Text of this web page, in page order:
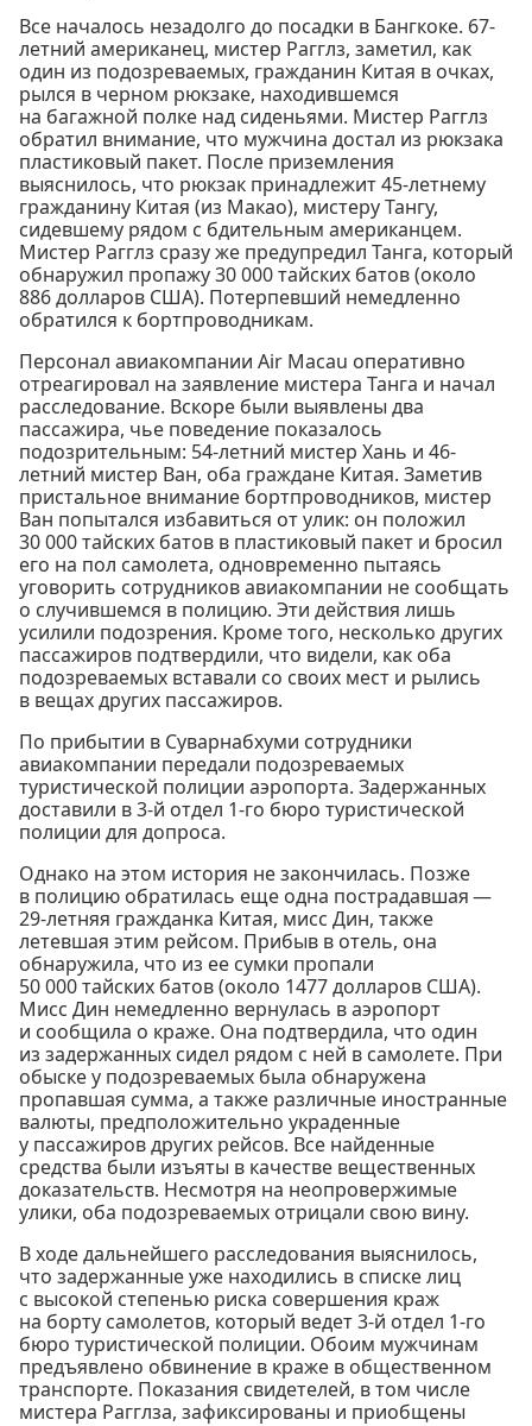
Все началось незадолго до посадки в Бангкоке. 67-
летний американец, мистер Рагглз, заметил, как
один из подозреваемых, гражданин Китая в очках,
рылся в черном рюкзаке, находившемся
на багажной полке над сиденьями. Мистер Рагглз
обратил внимание, что мужчина достал из рюкзака
пластиковый пакет. После приземления
выяснилось, что рюкзак принадлежит 45-летнему
гражданину Китая (из Макао), мистеру Тангу,
сидевшему рядом с бдительным американцем.
Мистер Рагглз сразу же предупредил Танга, который
обнаружил пропажу 30 000 тайских батов (около
886 долларов США). Потерпевший немедленно
обратился к бортпроводникам.
Персонал авиакомпании Air Macau оперативно
отреагировал на заявление мистера Танга и начал
расследование. Вскоре были выявлены два
пассажира, чье поведение показалось
подозрительным: 54-летний мистер Хань и 46-
летний мистер Ван, оба граждане Китая. Заметив
пристальное внимание бортпроводников, мистер
Ван попытался избавиться от улик: он положил
30 000 тайских батов в пластиковый пакет и бросил
его на пол самолета, одновременно пытаясь
уговорить сотрудников авиакомпании не сообщать
о случившемся в полицию. Эти действия лишь
усилили подозрения. Кроме того, несколько других
пассажиров подтвердили, что видели, как оба
подозреваемых вставали со своих мест и рылись
в вещах других пассажиров.
По прибытии в Суварнабхуми сотрудники
авиакомпании передали подозреваемых
туристической полиции аэропорта. Задержанных
доставили в 3-й отдел 1-го бюро туристической
полиции для допроса.
Однако на этом история не закончилась. Позже
в полицию обратилась еще одна пострадавшая —
29-летняя гражданка Китая, мисс Дин, также
летевшая этим рейсом. Прибыв в отель, она
обнаружила, что из ее сумки пропали
50 000 тайских батов (около 1477 долларов США).
Мисс Дин немедленно вернулась в аэропорт
и сообщила о краже. Она подтвердила, что один
из задержанных сидел рядом с ней в самолете. При
обыске у подозреваемых была обнаружена
пропавшая сумма, а также различные иностранные
валюты, предположительно украденные
у пассажиров других рейсов. Все найденные
средства были изъяты в качестве вещественных
доказательств. Несмотря на неопровержимые
улики, оба подозреваемых отрицали свою вину.
В ходе дальнейшего расследования выяснилось,
что задержанные уже находились в списке лиц
с высокой степенью риска совершения краж
на борту самолетов, который ведет 3-й отдел 1-го
бюро туристической полиции. Обоим мужчинам
предъявлено обвинение в краже в общественном
транспорте. Показания свидетелей, в том числе
мистера Рагглза, зафиксированы и приобщены